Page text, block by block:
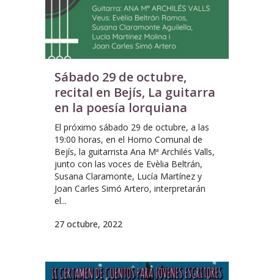
Sábado 29 de octubre,
recital en Bejís, La guitarra
en la poesía lorquiana
El próximo sábado 29 de octubre, a las
19:00 horas, en el Horno Comunal de
Bejís, la guitarrista Ana Mª Archilés Valls,
junto con las voces de Evèlia Beltrán,
Susana Claramonte, Lucía Martínez y
Joan Carles Simó Artero, interpretarán
el...
27 octubre, 2022